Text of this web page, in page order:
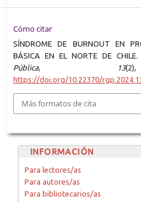
Cómo citar
SÍNDROME DE BURNOUT EN
BÁSICA EN EL NORTE DE CHILE.
Pública, 13
https://doi.org/10.22370/
Más formatos de cita
INFORMACIÓN
Para lectores/as
Para autores/as
Para bibliotecarios/as